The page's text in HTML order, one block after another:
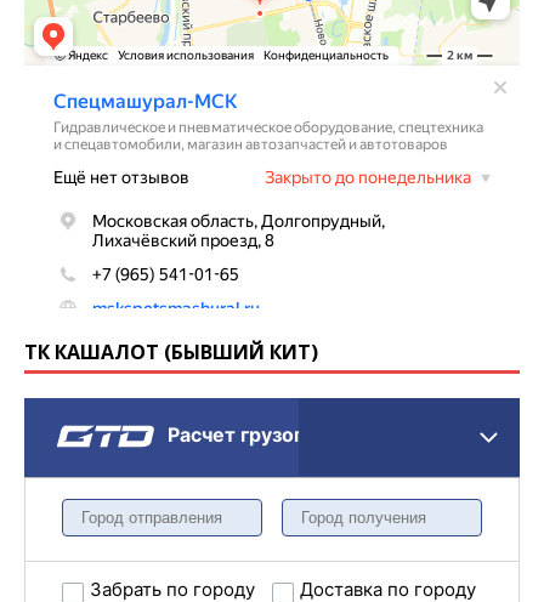
ТК КАШАЛОТ (БЫВШИЙ КИТ)
Расчет грузоперевозки
Забрать по городу Доставка по городу